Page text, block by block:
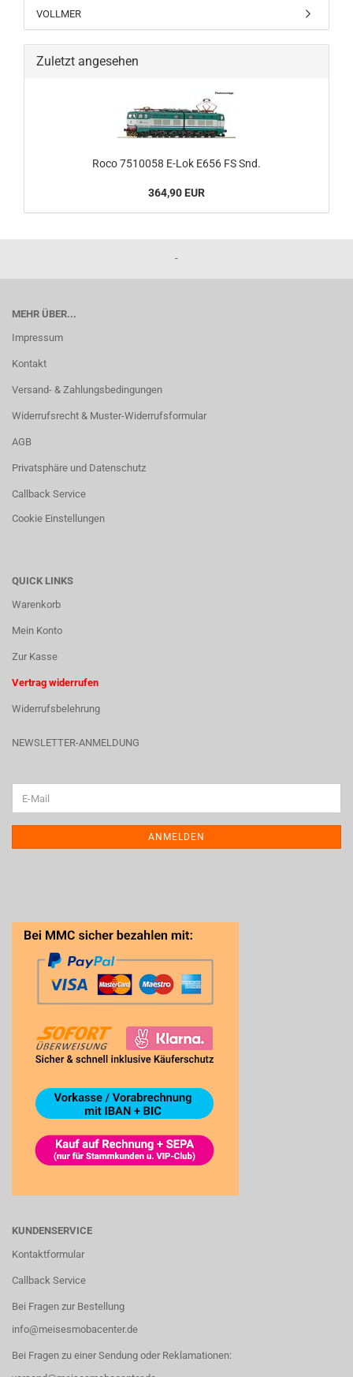
VOLLMER
Zuletzt angesehen
Roco 7510058 E-Lok E656 FS Snd.
364,90 EUR
-
MEHR ÜBER...
Impressum
Kontakt
Versand- & Zahlungsbedingungen
Widerrufsrecht & Muster-Widerrufsformular
AGB
Privatsphäre und Datenschutz
Callback Service
Cookie Einstellungen
QUICK LINKS
Warenkorb
Mein Konto
Zur Kasse
Vertrag widerrufen
Widerrufsbelehrung
NEWSLETTER-ANMELDUNG
ANMELDEN
KUNDENSERVICE
Kontaktformular
Callback Service
Bei Fragen zur Bestellung
info@meisesmobacenter.de
Bei Fragen zu einer Sendung oder Reklamationen: